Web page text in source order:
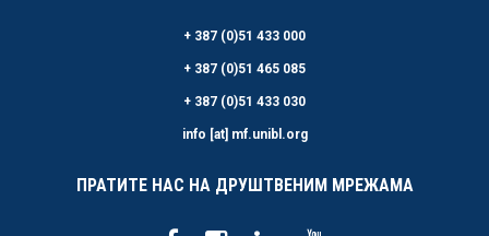
+ 387 (0)51 433 000
+ 387 (0)51 465 085
+ 387 (0)51 433 030
info [at] mf.unibl.org
ПРАТИТЕ НАС НА ДРУШТВЕНИМ МРЕЖАМА